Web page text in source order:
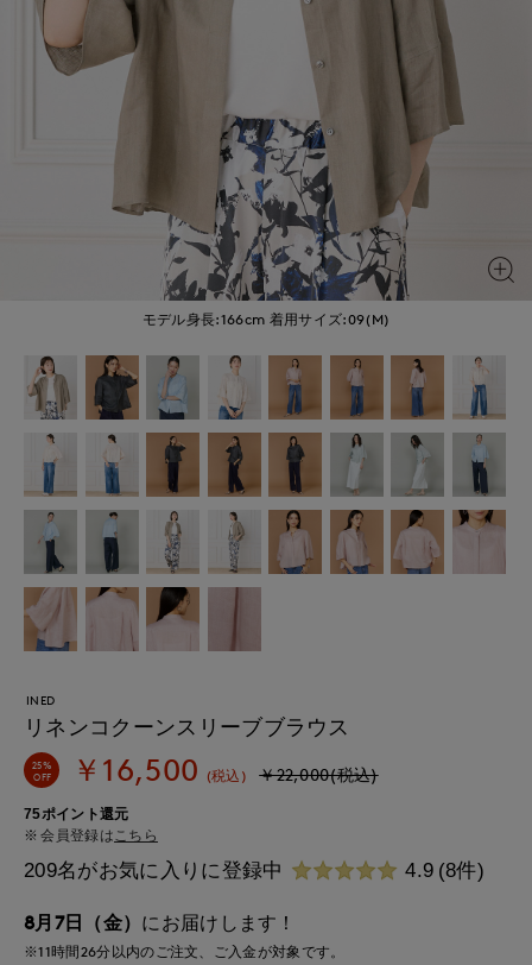
モデル身長:166cm 着用サイズ:09(M)
INED
リネンコクーンスリーブブラウス
25%
OFF
￥16,500 (税込) ￥22,000(税込)
75ポイント還元
会員登録はこちら
209名がお気に入りに登録中 4.9 (8件)
8月7日（金） にお届けします！
※11時間26分以内のご注文、ご入金が対象です。